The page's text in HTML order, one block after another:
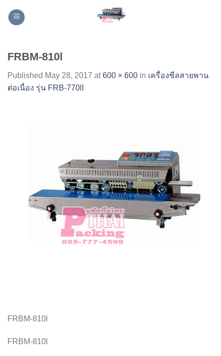
FRBM-810l
Published May 28, 2017 at600 × 600 in เครื่องซีลสายพาน
ต่อเนื่อง รุ่น FRB-770ll
FRBM-810l
FRBM-810l